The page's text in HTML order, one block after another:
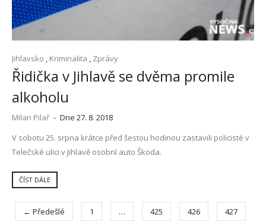
Jihlavsko Kriminalita Zprávy
Řidička v Jihlavě se dvěma promile
alkoholu
Milan Pilař - Dne 27. 8. 2018
V sobotu 25. srpna krátce před šestou hodinou zastavili policisté v
Telečské ulici v Jihlavě osobní auto Škoda.
ČÍST DÁLE
← Předešlé 1 … 425 426
427